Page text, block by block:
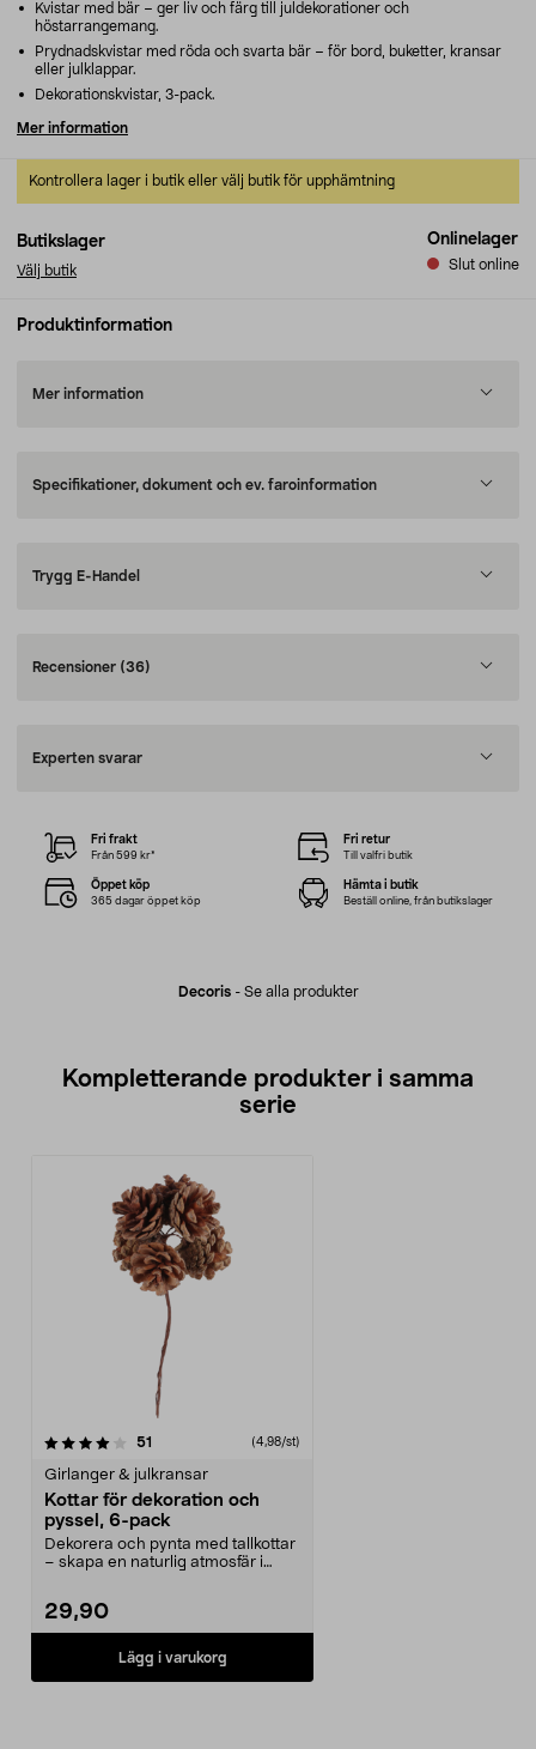
Butikslager
Välj butik
Onlinelager
Slut online
Kontrollera lager i butik eller välj butik för upphämtning
Kvistar med bär – ger liv och färg till juldekorationer och
höstarrangemang.
Prydnadskvistar med röda och svarta bär – för bord, buketter, kransar
eller julklappar.
Dekorationskvistar, 3-pack.
Mer information
Produktinformation
Mer information
Specifikationer, dokument och ev. faroinformation
Trygg E-Handel
Recensioner (36)
Experten svarar
Decoris- Se alla produkter
Fri frakt
Från 599 kr*
Fri retur
Till valfri butik
Öppet köp
365 dagar öppet köp
Hämta i butik
Beställ online, från butikslager
Kompletterande produkter i samma
serie
51 (4,98/st)
Girlanger & julkransar
Kottar för dekoration och
pyssel, 6-pack
Dekorera och pynta med tallkottar
– skapa en naturlig atmosfär i
29,90
Lägg i varukorg